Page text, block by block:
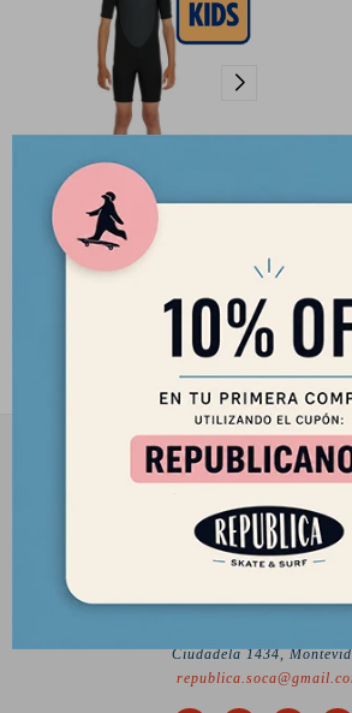
Traje O'Neill Reactor II BZ SS
Juvenil Spring 2mm - Negro
150,00
Lunes a Viernes de 12 a 18 hs y
Ciudadela 1434,